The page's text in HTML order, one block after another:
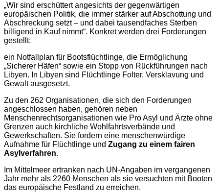
„Wir sind erschüttert angesichts der gegenwärtigen
europäischen Politik, die immer stärker auf Abschottung und
Abschreckung setzt – und dabei tausendfaches Sterben
billigend in Kauf nimmt“. Konkret werden drei Forderungen
gestellt:
ein Notfallplan für Bootsflüchtlinge, die Ermöglichung
„Sicherer Häfen“ sowie ein Stopp von Rückführungen nach
Libyen. In Libyen sind Flüchtlinge Folter, Versklavung und
Gewalt ausgesetzt.
Zu den 262 Organisationen, die sich den Forderungen
angeschlossen haben, gehören neben
Menschenrechtsorganisationen wie Pro Asyl und Ärzte ohne
Grenzen auch kirchliche Wohlfahrtsverbände und
Gewerkschaften. Sie fordern eine menschenwürdige
Aufnahme für Flüchtlinge und Zugang zu einem fairen
Asylverfahren.
Im Mittelmeer ertranken nach UN-Angaben im vergangenen
Jahr mehr als 2260 Menschen als sie versuchten mit Booten
das europäische Festland zu erreichen.